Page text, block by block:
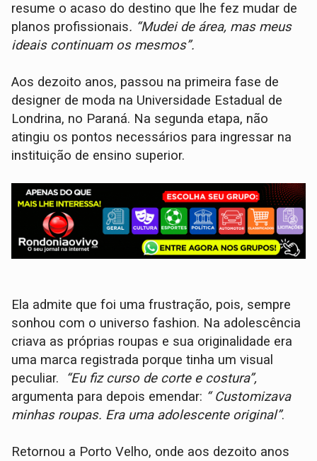
resume o acaso do destino que lhe fez mudar de
planos profissionais. “Mudei de área, mas meus
ideais continuam os mesmos”.
Aos dezoito anos, passou na primeira fase de
designer de moda na Universidade Estadual de
Londrina, no Paraná. Na segunda etapa, não
atingiu os pontos necessários para ingressar na
instituição de ensino superior.
Ela admite que foi uma frustração, pois, sempre
sonhou com o universo fashion. Na adolescência
criava as próprias roupas e sua originalidade era
uma marca registrada porque tinha um visual
peculiar.
“Eu fiz curso de corte e costura”,
argumenta para depois emendar: “ Customizava
minhas roupas. Era uma adolescente original”.
Retornou a Porto Velho, onde aos dezoito anos